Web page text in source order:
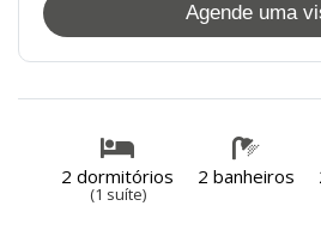
Agende uma
2 dormitórios
(1 suíte)
2 banheiros